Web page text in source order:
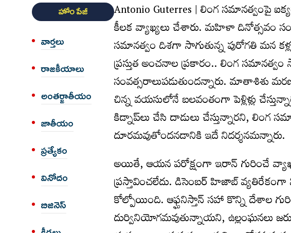
హోం పేజీ
వార్త‌లు
రాజకీయాలు
అంత‌ర్జాతీయం
జాతీయం
ప్రత్యేకం
వినోదం
బిజినెస్
Antonio Guterres | లింగ సమానత్వంపై
కీలక వ్యాఖ్యలు చేశారు. మహిళా దినోత్సవం
సమానత్వం దిశగా సాగుతున్న పురోగతి మన
ప్రస్తుత అంచనాల ప్రకారం.. లింగ
సంవత్సరాలుపడుతుందన్నారు. మాతాశిశు
చిన్న వయసులోనే బలవంతంగా పెళ్లిళ్లు
కిడ్నాప్‌లు చేసి దాడులు చేస్తున్నారని,
దూరమవుతోందనడానికి ఇదే నిదర్శనమన్నారు.
అయితే, ఆయన పరోక్షంగా ఇరాన్‌ గురించే
ప్రస్తావించలేదు. డిసెంబర్‌ హిజాబ్‌
కోల్పోయింది. ఆఫ్ఘనిస్తాన్‌ సహా కొన్ని దేశాల
దుర్వినియోగమవుతున్నాయని, ఉల్లంఘనలు